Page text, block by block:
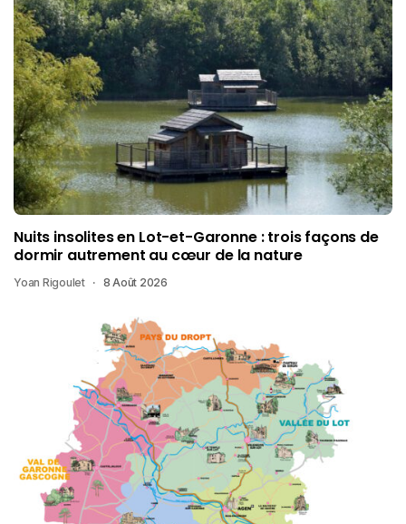
Nuits insolites en Lot-et-Garonne : trois façons de
dormir autrement au cœur de la nature
Yoan Rigoulet 8 Août 2026